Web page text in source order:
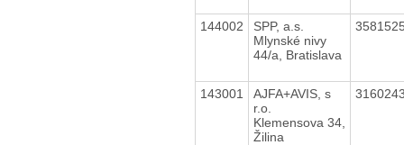
144002
SPP, a.s.
Mlynské nivy
44/a, Bratislava
143001
AJFA+AVIS, s
r.o.
Klemensova 34,
Žilina